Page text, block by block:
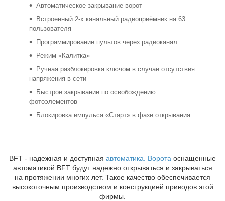
Автоматическое закрывание ворот
Встроенный 2-х канальный радиоприёмник на 63
пользователя
Программирование пультов через радиоканал
Режим «Калитка»
Ручная разблокировка ключом в случае отсутствия
напряжения в сети
Быстрое закрывание по освобождению
фотоэлементов
Блокировка импульса «Старт» в фазе открывания
BFT - надежная и доступная автоматика. Ворота оснащенные
автоматикой BFT будут надежно открываться и закрываться
на протяжении многих лет. Такое качество обеспечивается
высокоточным производством и конструкцией приводов этой
фирмы.